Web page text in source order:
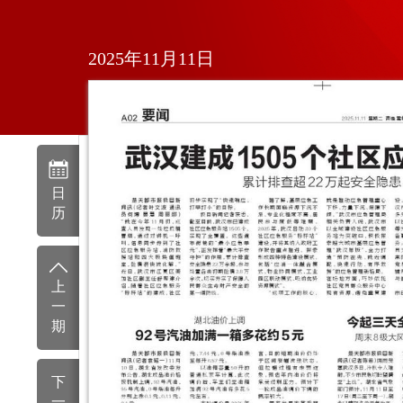
日
历
上
一
期
下
2025年11月11日